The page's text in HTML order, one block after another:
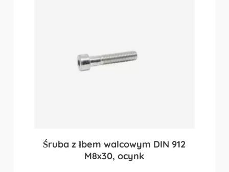
Śruba z łbem walcowym DIN 912
M8x30, ocynk